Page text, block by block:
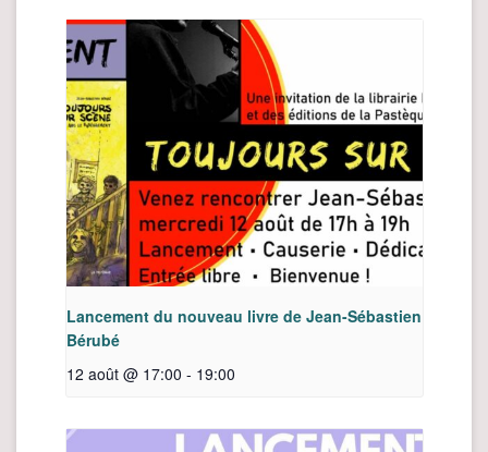
Lancement du nouveau livre de Jean-Sébastien
Bérubé
12 août @ 17:00 - 19:00